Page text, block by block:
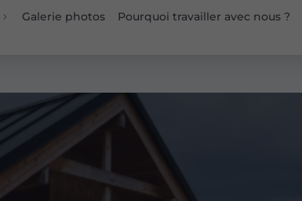
Galerie photos
Pourquoi travailler avec nous ?